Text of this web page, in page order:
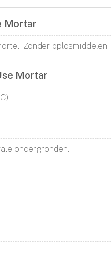
Mortar
Zonder oplosmiddelen.
Mortar
ondergronden.